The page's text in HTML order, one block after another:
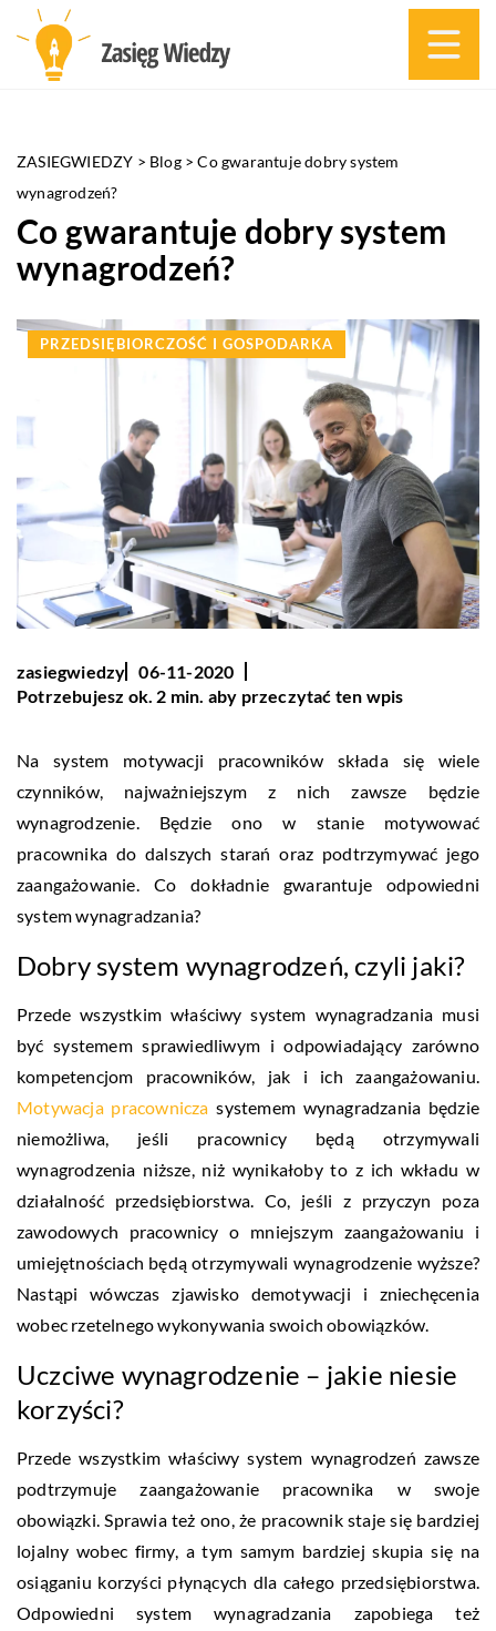
ZASIEGWIEDZY > Blog>Co gwarantuje dobry system
wynagrodzeń?
Co gwarantuje dobry system
wynagrodzeń?
PRZEDSIĘBIORCZOŚĆ I GOSPODARKA
zasiegwiedzy
06-11-2020
Potrzebujesz ok. 2 min. aby przeczytać ten wpis
Na system motywacji pracowników składa się wiele
czynników, najważniejszym z nich zawsze będzie
wynagrodzenie. Będzie ono w stanie motywować
pracownika do dalszych starań oraz podtrzymywać jego
zaangażowanie. Co dokładnie gwarantuje odpowiedni
system wynagradzania?
Dobry system wynagrodzeń, czyli jaki?
Przede wszystkim właściwy system wynagradzania musi
być systemem sprawiedliwym i odpowiadający zarówno
kompetencjom pracowników, jak i ich zaangażowaniu.
Motywacja pracownicza systemem wynagradzania będzie
niemożliwa, jeśli pracownicy będą otrzymywali
wynagrodzenia niższe, niż wynikałoby to z ich wkładu w
działalność przedsiębiorstwa. Co, jeśli z przyczyn poza
zawodowych pracownicy o mniejszym zaangażowaniu i
umiejętnościach będą otrzymywali wynagrodzenie wyższe?
Nastąpi wówczas zjawisko demotywacji i zniechęcenia
wobec rzetelnego wykonywania swoich obowiązków.
Uczciwe wynagrodzenie – jakie niesie
korzyści?
Przede wszystkim właściwy system wynagrodzeń zawsze
podtrzymuje zaangażowanie pracownika w swoje
obowiązki. Sprawia też ono, że pracownik staje się bardziej
lojalny wobec firmy, a tym samym bardziej skupia się na
osiąganiu korzyści płynących dla całego przedsiębiorstwa.
Odpowiedni system wynagradzania zapobiega też